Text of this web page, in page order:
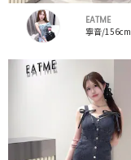
EATME
寧音/156cm